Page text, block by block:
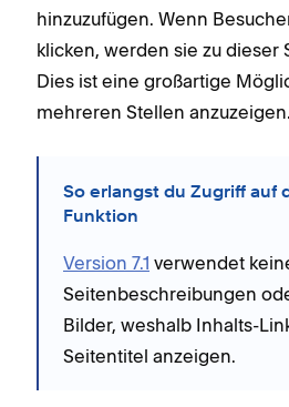
hinzuzufügen. Wenn
klicken, werden sie zu dieser
Dies ist eine großartige
mehreren Stellen anzuzeigen.
So erlangst du Zugriff auf
Funktion
Version 7.1 verwendet
Seitenbeschreibungen
Bilder, weshalb Inhalts-
Seitentitel anzeigen.